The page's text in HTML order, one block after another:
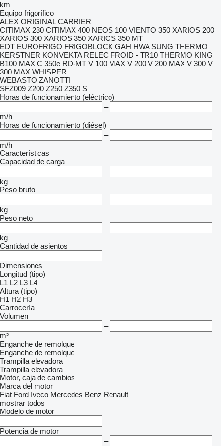
km
Equipo frigorífico
ALEX ORIGINAL CARRIER
CITIMAX 280 CITIMAX 400 NEOS 100 VIENTO 350 XARIOS 200
XARIOS 300 XARIOS 350 XARIOS 350 MT
EDT EUROFRIGO FRIGOBLOCK GAH HWA SUNG THERMO
KERSTNER KONVEKTA RELEC FROID - TR10 THERMO KING
B100 MAX C 350e RD-MT V 100 MAX V 200 V 200 MAX V 300 V
300 MAX WHISPER
WEBASTO ZANOTTI
SFZ009 Z200 Z250 Z350 S
Horas de funcionamiento (eléctrico)
–
m/h
Horas de funcionamiento (diésel)
–
m/h
Características
Capacidad de carga
–
kg
Peso bruto
–
kg
Peso neto
–
kg
Cantidad de asientos
Dimensiones
Longitud (tipo)
L1 L2 L3 L4
Altura (tipo)
H1 H2 H3
Carrocería
Volumen
–
m³
Enganche de remolque
Enganche de remolque
Trampilla elevadora
Trampilla elevadora
Motor, caja de cambios
Marca del motor
Fiat Ford Iveco Mercedes Benz Renault
mostrar todos
Modelo de motor
Potencia de motor
–